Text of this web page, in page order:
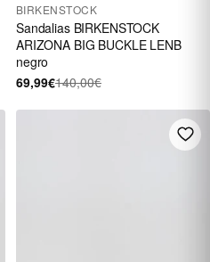
BIRKENSTOCK
Sandalias BIRKENSTOCK
ARIZONA BIG BUCKLE LENB
negro
69,99€140,00€